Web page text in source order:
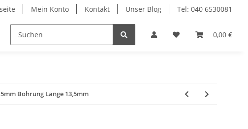
Mein Konto Kontakt Unser Blog Tel: 040 6530081
0,00 €
Regalbodenträger
Bohrung Länge 13,5mm